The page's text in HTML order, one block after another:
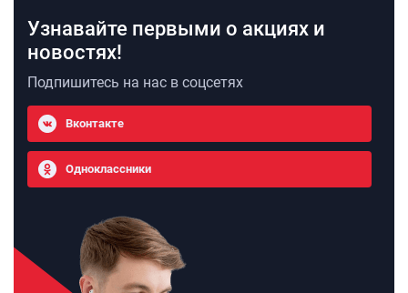
Узнавайте первыми о акциях и
новостях!
Подпишитесь на нас в соцсетях
Вконтакте
Одноклассники